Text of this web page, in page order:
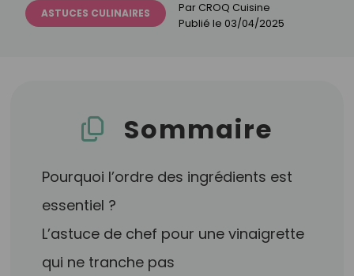
ASTUCES CULINAIRES Par CROQ Cuisine
Publié le 03/04/2025
Sommaire
Pourquoi l’ordre des ingrédients est
essentiel ?
L’astuce de chef pour une vinaigrette
qui ne tranche pas